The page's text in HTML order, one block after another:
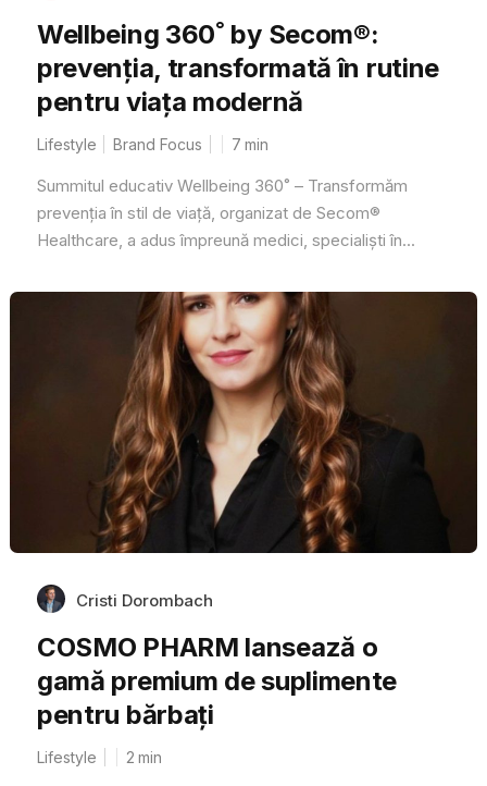
Wellbeing 360˚ by Secom®:
prevenția, transformată în rutine
pentru viața modernă
Lifestyle Brand Focus 7 min
Summitul educativ Wellbeing 360˚ – Transformăm
prevenția în stil de viață, organizat de Secom®
Healthcare, a adus împreună medici, specialiști în...
Cristi Dorombach
COSMO PHARM lansează o
gamă premium de suplimente
pentru bărbați
Lifestyle 2 min